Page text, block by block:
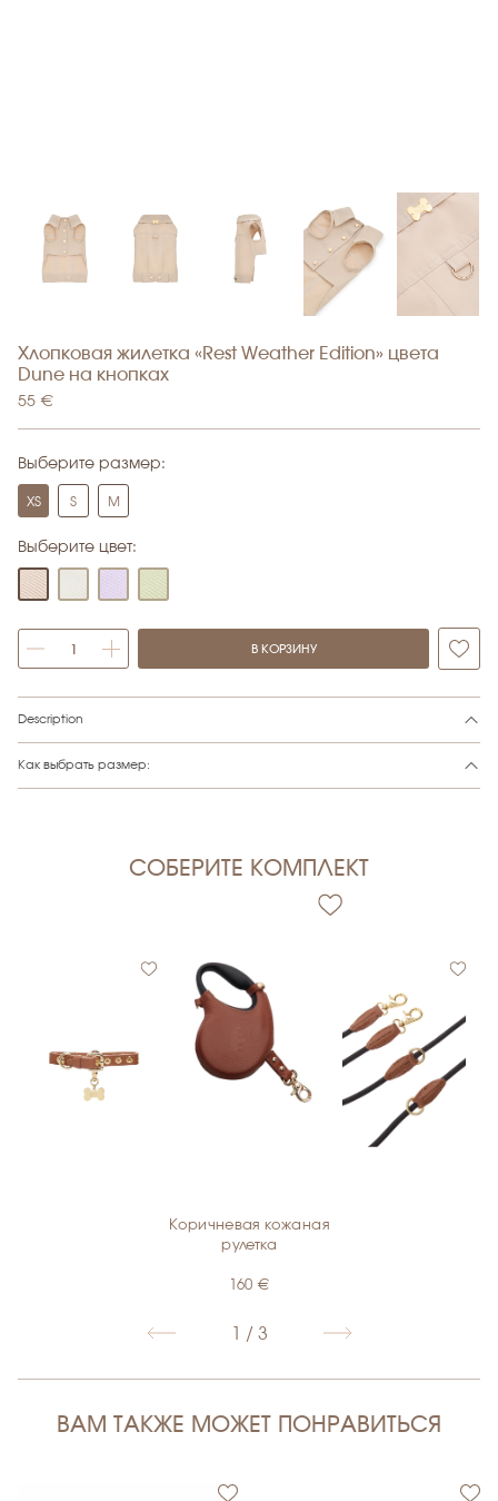
Хлопковая жилетка «Rest Weather Edition» цвета
Dune на кнопках
55 €
Выберите размер:
XS S M
Выберите цвет:
В КОРЗИНУ
Description
Как выбрать размер:
СОБЕРИТЕ КОМПЛЕКТ
Коричневая кожаная
рулетка
160€
1 / 3
ВАМ ТАКЖЕ МОЖЕТ ПОНРАВИТЬСЯ